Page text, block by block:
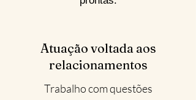
Atuação voltada aos
relacionamentos
Trabalho com questões